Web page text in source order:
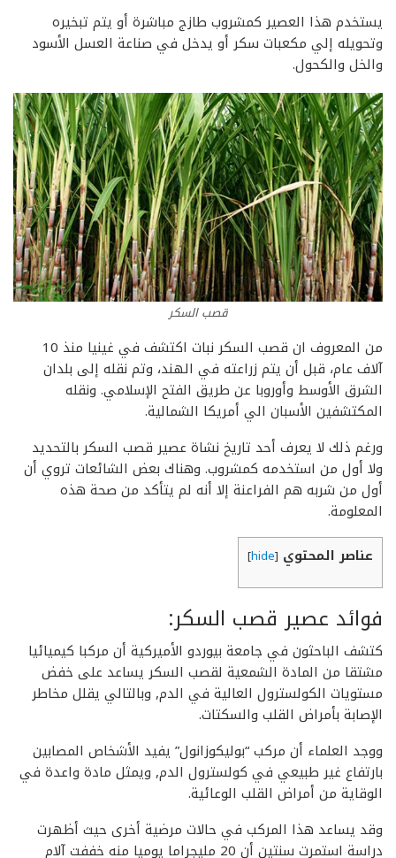
يستخدم هذا العصير كمشروب طازج مباشرة أو يتم تبخيره
وتحويله إلي مكعبات سكر أو يدخل في صناعة العسل الأسود
والخل والكحول.
قصب السكر
من المعروف ان قصب السكر نبات اكتشف في غينيا منذ 10
آلاف عام، قبل أن يتم زراعته في الهند، وتم نقله إلى بلدان
الشرق الأوسط وأوروبا عن طريق الفتح الإسلامي. ونقله
المكتشفين الأسبان الي أمريكا الشمالية.
ورغم ذلك لا يعرف أحد تاريخ نشاة عصير قصب السكر بالتحديد
ولا أول من استخدمه كمشروب. وهناك بعض الشائعات تروي أن
أول من شربه هم الفراعنة إلا أنه لم يتأكد من صحة هذه
المعلومة.
عناصر المحتوي [
hide
]
فوائد عصير قصب السكر:
كتشف الباحثون في جامعة بيوردو الأميركية أن مركبا كيميائيا
مشتقا من المادة الشمعية لقصب السكر يساعد على خفض
مستويات الكولسترول العالية في الدم, وبالتالي يقلل مخاطر
الإصابة بأمراض القلب والسكتات.
ووجد العلماء أن مركب “بوليكوزانول” يفيد الأشخاص المصابين
بارتفاع غير طبيعي في كولسترول الدم, ويمثل مادة واعدة في
الوقاية من أمراض القلب الوعائية.
وقد يساعد هذا المركب في حالات مرضية أخرى حيث أظهرت
دراسة استمرت سنتين أن 20 مليجراما يوميا منه خففت آلام